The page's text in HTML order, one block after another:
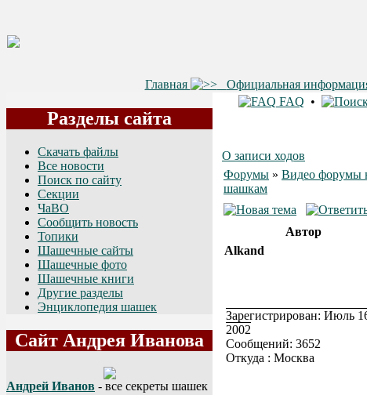
Главная Официальная
Разделы сайта
Скачать файлы
Все новости
Поиск по сайту
Секции
ЧаВО
Сообщить новость
Топики
Шашечные сайты
Шашечные фото
Шашечные книги
Другие разделы
Энциклопедия шашек
Сайт Андрея Иванова
Андрей Иванов - все секреты шашек
FAQ •
О записи ходов
Форумы » Видео форумы
шашкам
Автор
Alkand
Зарегистрирован: Июль
2002
Сообщений: 3652
Откуда : Москва